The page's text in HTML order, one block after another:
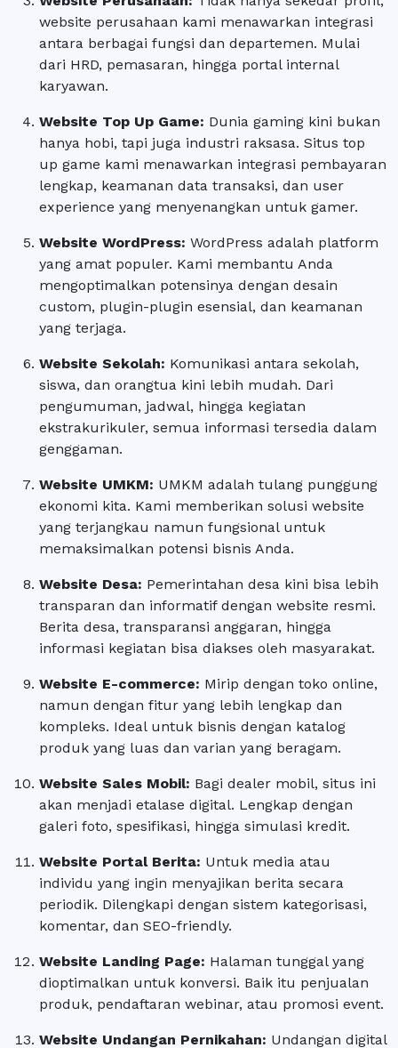
website perusahaan kami menawarkan integrasi
antara berbagai fungsi dan departemen. Mulai
dari HRD, pemasaran, hingga portal internal
karyawan.
Website Top Up Game: Dunia gaming kini bukan
hanya hobi, tapi juga industri raksasa. Situs top
up game kami menawarkan integrasi pembayaran
lengkap, keamanan data transaksi, dan user
experience yang menyenangkan untuk gamer.
Website WordPress: WordPress adalah platform
yang amat populer. Kami membantu Anda
mengoptimalkan potensinya dengan desain
custom, plugin-plugin esensial, dan keamanan
yang terjaga.
Website Sekolah: Komunikasi antara sekolah,
siswa, dan orangtua kini lebih mudah. Dari
pengumuman, jadwal, hingga kegiatan
ekstrakurikuler, semua informasi tersedia dalam
genggaman.
Website UMKM: UMKM adalah tulang punggung
ekonomi kita. Kami memberikan solusi website
yang terjangkau namun fungsional untuk
memaksimalkan potensi bisnis Anda.
Website Desa: Pemerintahan desa kini bisa lebih
transparan dan informatif dengan website resmi.
Berita desa, transparansi anggaran, hingga
informasi kegiatan bisa diakses oleh masyarakat.
Website E-commerce: Mirip dengan toko online,
namun dengan fitur yang lebih lengkap dan
kompleks. Ideal untuk bisnis dengan katalog
produk yang luas dan varian yang beragam.
Website Sales Mobil: Bagi dealer mobil, situs ini
akan menjadi etalase digital. Lengkap dengan
galeri foto, spesifikasi, hingga simulasi kredit.
Website Portal Berita: Untuk media atau
individu yang ingin menyajikan berita secara
periodik. Dilengkapi dengan sistem kategorisasi,
komentar, dan SEO-friendly.
Website Landing Page: Halaman tunggal yang
dioptimalkan untuk konversi. Baik itu penjualan
produk, pendaftaran webinar, atau promosi event.
Website Undangan Pernikahan: Undangan digital